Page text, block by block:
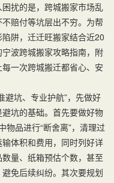
扰的是，跨城搬家市场乱
赔付等坑层出不穷。为帮
阱，迁迁旺搬家结合近20
波跨城搬家攻略指南，附
一次跨城搬迁都省心、安
避坑、专业护航”，先做好
坑的基础。首先要做好物
品进行“断舍离”，清理过
体积和费用，同时列好详
量、纸箱预估个数，甚至
免后续纠纷。其次要规划